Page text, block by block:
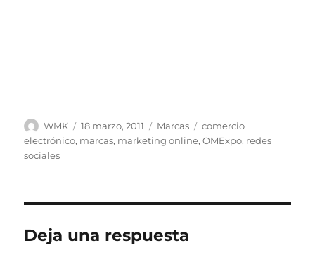
Autor
WMK
Publicado
el
18 marzo, 2011 Categorías
Marcas Etiquetas
comercio
electrónico, marcas, marketing online,OMExpo, redes
sociales
Deja una respuesta